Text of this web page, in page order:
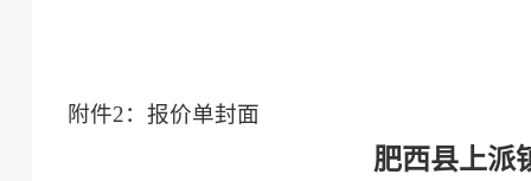
附件2： 报价单封面
肥西县上派